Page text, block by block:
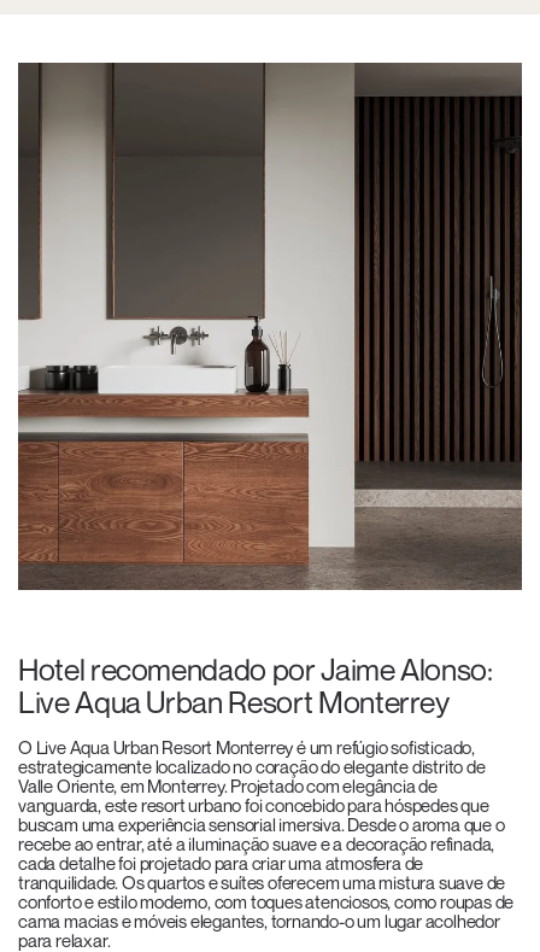
Hotel recomendado por Jaime Alonso:
Live Aqua Urban Resort Monterrey
O Live Aqua Urban Resort Monterrey é um refúgio sofisticado,
estrategicamente localizado no coração do elegante distrito de
Valle Oriente, em Monterrey. Projetado com elegância de
vanguarda, este resort urbano foi concebido para hóspedes que
buscam uma experiência sensorial imersiva. Desde o aroma que o
recebe ao entrar, até a iluminação suave e a decoração refinada,
cada detalhe foi projetado para criar uma atmosfera de
tranquilidade. Os quartos e suítes oferecem uma mistura suave de
conforto e estilo moderno, com toques atenciosos, como roupas de
cama macias e móveis elegantes, tornando-o um lugar acolhedor
para relaxar.